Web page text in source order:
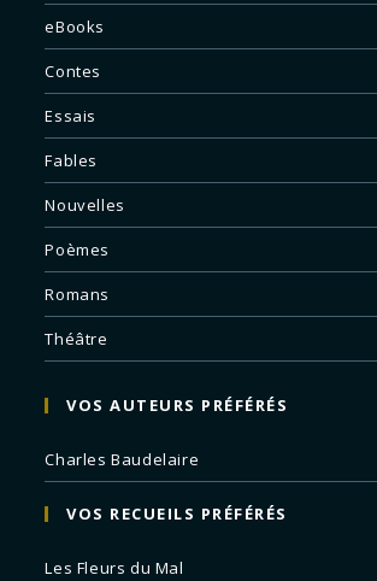
eBooks
Contes
Essais
Fables
Nouvelles
Poèmes
Romans
Théâtre
VOS AUTEURS PRÉFÉRÉS
Charles Baudelaire
VOS RECUEILS PRÉFÉRÉS
Les Fleurs du Mal